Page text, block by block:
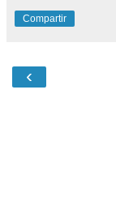
Compartir
‹